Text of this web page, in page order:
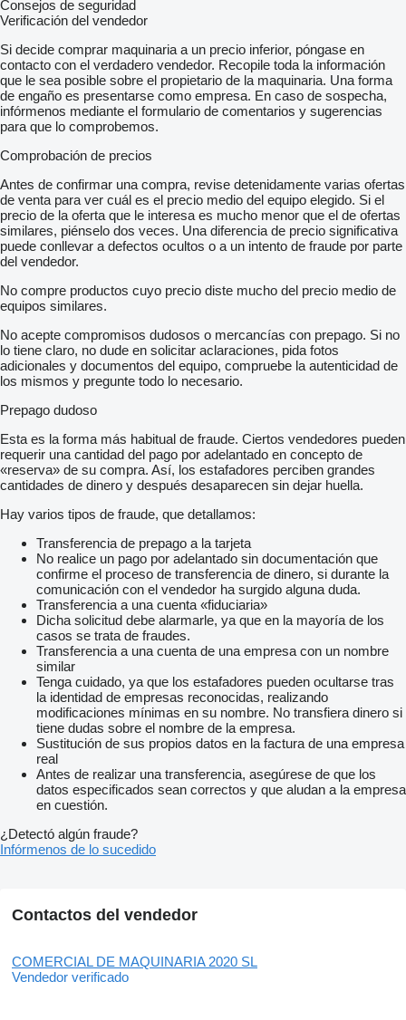
Consejos de seguridad
Verificación del vendedor
Si decide comprar maquinaria a un precio inferior, póngase en
contacto con el verdadero vendedor. Recopile toda la información
que le sea posible sobre el propietario de la maquinaria. Una forma
de engaño es presentarse como empresa. En caso de sospecha,
infórmenos mediante el formulario de comentarios y sugerencias
para que lo comprobemos.
Comprobación de precios
Antes de confirmar una compra, revise detenidamente varias ofertas
de venta para ver cuál es el precio medio del equipo elegido. Si el
precio de la oferta que le interesa es mucho menor que el de ofertas
similares, piénselo dos veces. Una diferencia de precio significativa
puede conllevar a defectos ocultos o a un intento de fraude por parte
del vendedor.
No compre productos cuyo precio diste mucho del precio medio de
equipos similares.
No acepte compromisos dudosos o mercancías con prepago. Si no
lo tiene claro, no dude en solicitar aclaraciones, pida fotos
adicionales y documentos del equipo, compruebe la autenticidad de
los mismos y pregunte todo lo necesario.
Prepago dudoso
Esta es la forma más habitual de fraude. Ciertos vendedores pueden
requerir una cantidad del pago por adelantado en concepto de
«reserva» de su compra. Así, los estafadores perciben grandes
cantidades de dinero y después desaparecen sin dejar huella.
Hay varios tipos de fraude, que detallamos:
Transferencia de prepago a la tarjeta
No realice un pago por adelantado sin documentación que
confirme el proceso de transferencia de dinero, si durante la
comunicación con el vendedor ha surgido alguna duda.
Transferencia a una cuenta «fiduciaria»
Dicha solicitud debe alarmarle, ya que en la mayoría de los
casos se trata de fraudes.
Transferencia a una cuenta de una empresa con un nombre
similar
Tenga cuidado, ya que los estafadores pueden ocultarse tras
la identidad de empresas reconocidas, realizando
modificaciones mínimas en su nombre. No transfiera dinero si
tiene dudas sobre el nombre de la empresa.
Sustitución de sus propios datos en la factura de una empresa
real
Antes de realizar una transferencia, asegúrese de que los
datos especificados sean correctos y que aludan a la empresa
en cuestión.
¿Detectó algún fraude?
Infórmenos de lo sucedido
Contactos del vendedor
COMERCIAL DE MAQUINARIA 2020 SL
Vendedor verificado